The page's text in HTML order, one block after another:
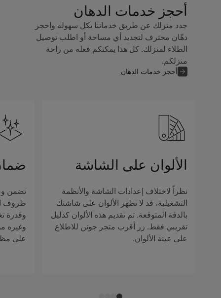
أحجز خدمات الدهان
جدد منزلك عن طريق خدماتنا بكل سهوله واحجز
دهّان محترف لتجديد أي مساحة أو اطلب توصيل
الطلاء لمنزلك. كل هذا يمكنكم فعله من راحة
منزلكم.
أحجز خدمات الدهان
الألوان على الشاشة
نظراً لاختلاف إعدادات الشاشة والأنظمة
التشغيلية، قد لا تظهر الألوان على شاشتك
بالدقة المتوقعة. تم تقديم هذه الألوان كدليل
تقريبي فقط. زر أقرب متجر جوتن للاطلاع
على عينة الألوان.
تضمن
ظروف
وقدرة
وغيره
على